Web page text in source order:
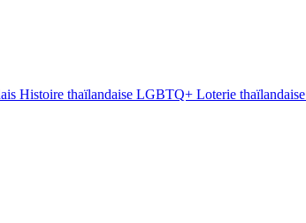
Histoire thaïlandaise LGBTQ+ Loterie thaïlandaise